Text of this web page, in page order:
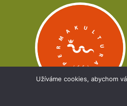
Užíváme cookies, abychom